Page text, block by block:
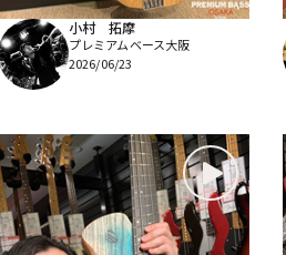
小村 拓摩
プレミアムベース大阪
2026/06/23